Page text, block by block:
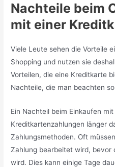
Nachteile beim
mit einer
Viele Leute sehen die Vorteile
Shopping und nutzen sie
Vorteilen, die eine Kreditkarte
Nachteile, die man beachten
Ein Nachteil beim Einkaufen
Kreditkartenzahlungen länger
Zahlungsmethoden. Oft
Zahlung bearbeitet wird, bevor
wird. Dies kann einige Tage